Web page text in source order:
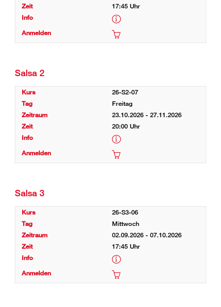
17:45 Uhr
Salsa 2
26-S2-07
Freitag
23.10.2026 - 27.11.2026
20:00 Uhr
Salsa 3
26-S3-06
Mittwoch
02.09.2026 - 07.10.2026
17:45 Uhr